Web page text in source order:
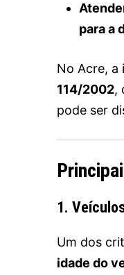
para a
No Acre, a
114/2002,
pode ser
1.
Um dos
idade do